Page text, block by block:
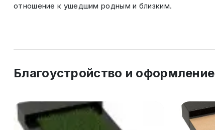
отношение к ушедшим родным и близким.
Благоустройство и оформление